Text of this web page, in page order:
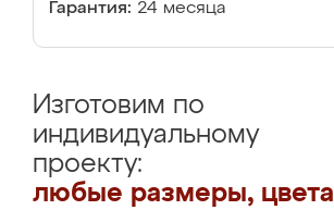
Гарантия: 24 месяца
Изготовим по
индивидуальному
проекту:
любые размеры, цвета